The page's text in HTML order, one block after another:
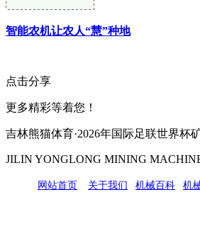
智能农机让农人“慧”种地
点击分享
更多精彩等着您！
吉林熊猫体育·2026年国际足联世界杯
JILIN YONGLONG MINING
网站首页 关于我们 机械百科 机